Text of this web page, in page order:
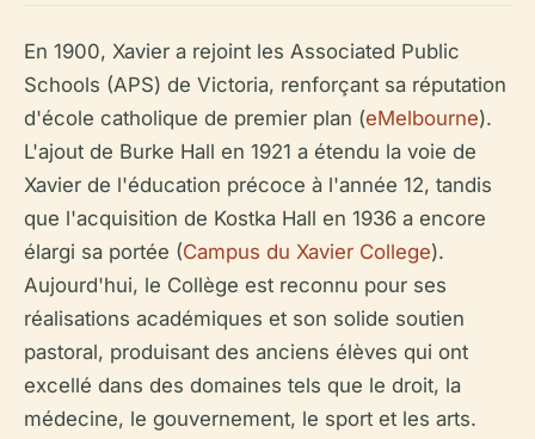
En 1900, Xavier a rejoint les Associated Public
Schools (APS) de Victoria, renforçant sa réputation
d'école catholique de premier plan (eMelbourne).
L'ajout de Burke Hall en 1921 a étendu la voie de
Xavier de l'éducation précoce à l'année 12, tandis
que l'acquisition de Kostka Hall en 1936 a encore
élargi sa portée (Campus du Xavier College).
Aujourd'hui, le Collège est reconnu pour ses
réalisations académiques et son solide soutien
pastoral, produisant des anciens élèves qui ont
excellé dans des domaines tels que le droit, la
médecine, le gouvernement, le sport et les arts.